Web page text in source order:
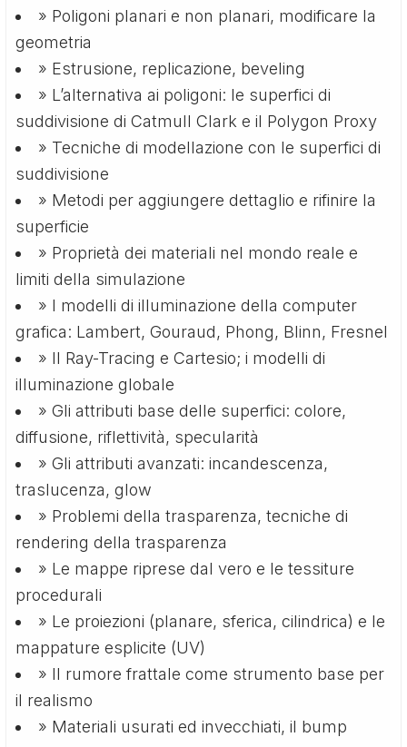
» Poligoni planari e non planari, modificare la
geometria
» Estrusione, replicazione, beveling
» L’alternativa ai poligoni: le superfici di
suddivisione di Catmull Clark e il Polygon Proxy
» Tecniche di modellazione con le superfici di
suddivisione
» Metodi per aggiungere dettaglio e rifinire la
superficie
» Proprietà dei materiali nel mondo reale e
limiti della simulazione
» I modelli di illuminazione della computer
grafica: Lambert, Gouraud, Phong, Blinn, Fresnel
» Il Ray-Tracing e Cartesio; i modelli di
illuminazione globale
» Gli attributi base delle superfici: colore,
diffusione, riflettività, specularità
» Gli attributi avanzati: incandescenza,
traslucenza, glow
» Problemi della trasparenza, tecniche di
rendering della trasparenza
» Le mappe riprese dal vero e le tessiture
procedurali
» Le proiezioni (planare, sferica, cilindrica) e le
mappature esplicite (UV)
» Il rumore frattale come strumento base per
il realismo
» Materiali usurati ed invecchiati, il bump